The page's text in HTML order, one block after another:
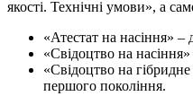
якості. Технічні умови», а
«Атестат на насіння» –
«Свідоцтво на
«Свідоцтво на гібридне
першого покоління.